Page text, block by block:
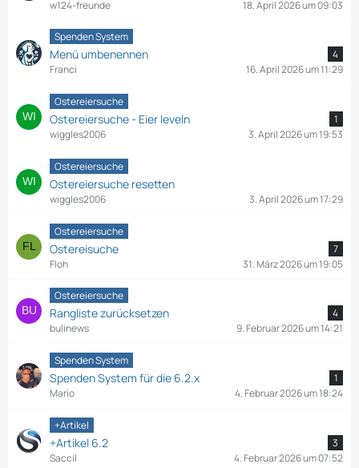
w124-freunde
18. April 2026 um 09:03
Spenden System
Menü umbenennen
4
Franci
16. April 2026 um 11:29
Ostereiersuche
Ostereiersuche - Eier leveln
1
wiggles2006
3. April 2026 um 19:53
Ostereiersuche
Ostereiersuche resetten
wiggles2006 3. April 2026 um 17:29
Ostereiersuche
Ostereisuche
7
Floh
31. März 2026 um 19:05
Ostereiersuche
Rangliste zurücksetzen
4
bulinews
9. Februar 2026 um 14:21
Spenden System
Spenden System für die 6.2.x
1
Mario
4. Februar 2026 um 18:24
+Artikel
+Artikel 6.2
3
Saccil
4. Februar 2026 um 07:52